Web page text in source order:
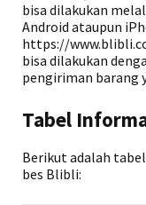
bisa dilakukan
Android ataupun
https://
bisa dilakukan
pengiriman barang
Tabel
Berikut adalah
bes Blibli: